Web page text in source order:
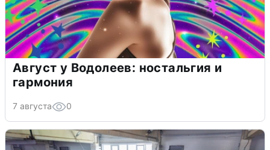
Август у Водолеев: ностальгия и
гармония
7 августа 0